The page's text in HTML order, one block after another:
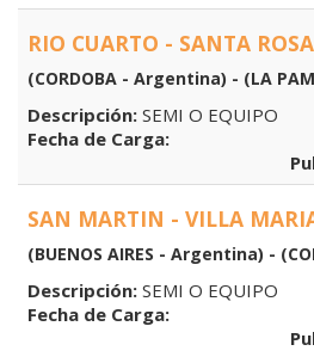
RIO CUARTO - SANTA ROSA
(CORDOBA - Argentina) - (LA
Descripción: SEMI O EQUIPO
Fecha de Carga:
SAN MARTIN - VILLA
(BUENOS AIRES - Argentina) -
Descripción: SEMI O EQUIPO
Fecha de Carga: